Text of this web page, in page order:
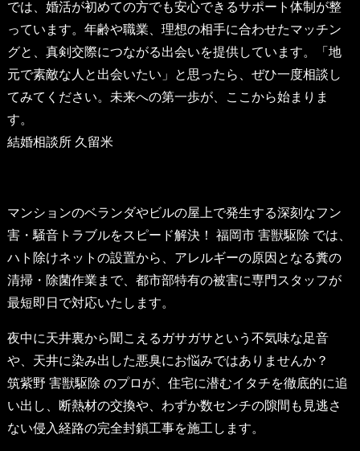
では、婚活が初めての方でも安心できるサポート体制が整
っています。年齢や職業、理想の相手に合わせたマッチン
グと、真剣交際につながる出会いを提供しています。「地
元で素敵な人と出会いたい」と思ったら、ぜひ一度相談し
てみてください。未来への第一歩が、ここから始まりま
す。
結婚相談所 久留米
マンションのベランダやビルの屋上で発生する深刻なフン
害・騒音トラブルをスピード解決！ 福岡市 害獣駆除 では、
ハト除けネットの設置から、アレルギーの原因となる糞の
清掃・除菌作業まで、都市部特有の被害に専門スタッフが
最短即日で対応いたします。
夜中に天井裏から聞こえるガサガサという不気味な足音
や、天井に染み出した悪臭にお悩みではありませんか？
筑紫野 害獣駆除 のプロが、住宅に潜むイタチを徹底的に追
い出し、断熱材の交換や、わずか数センチの隙間も見逃さ
ない侵入経路の完全封鎖工事を施工します。